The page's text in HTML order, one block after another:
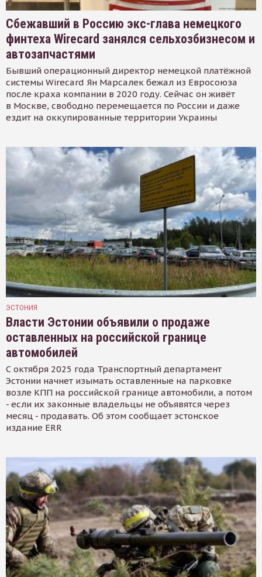
Сбежавший в Россию экс-глава немецкого
финтеха Wirecard занялся сельхозбизнесом и
автозапчастями
Бывший операционный директор немецкой платёжной
системы Wirecard Ян Марсалек бежал из Евросоюза
после краха компании в 2020 году. Сейчас он живёт
в Москве, свободно перемещается по России и даже
ездит на оккупированные территории Украины
ЭСТОНИЯ
Власти Эстонии объявили о продаже
оставленных на российской границе
автомобилей
С октября 2025 года Транспортный департамент
Эстонии начнет изымать оставленные на парковке
возле КПП на российской границе автомобили, а потом
- если их законные владельцы не объявятся через
месяц - продавать. Об этом сообщает эстонское
издание ERR